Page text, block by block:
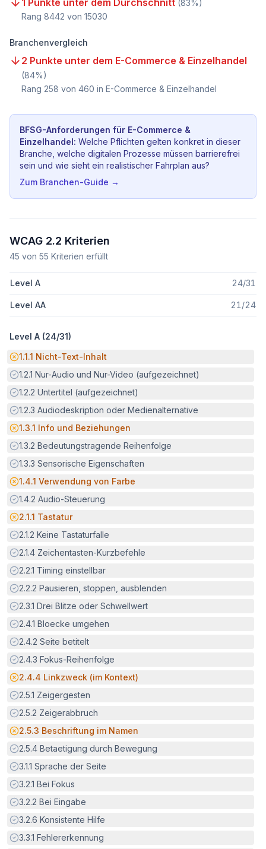
1 Punkte unter dem Durchschnitt (83%)
Rang 8442 von 15030
Branchenvergleich
2 Punkte unter dem E-Commerce & Einzelhandel
(84%)
Rang 258 von 460 in E-Commerce & Einzelhandel
BFSG-Anforderungen für E-Commerce &
Einzelhandel: Welche Pflichten gelten konkret in dieser
Branche, welche digitalen Prozesse müssen barrierefrei
sein und wie sieht ein realistischer Fahrplan aus?
Zum Branchen-Guide →
WCAG 2.2 Kriterien
45 von 55 Kriterien erfüllt
Level A 24/31
Level AA 21 /24
Level A (24/31)
Potenzielle Barriere:
1.1.1 Nicht-Text-Inhalt
Erfüllt:
1.2.1 Nur-Audio und Nur-Video (aufgezeichnet)
Erfüllt:
1.2.2 Untertitel (aufgezeichnet)
Erfüllt:
1.2.3 Audiodeskription oder Medienalternative
Potenzielle Barriere:
1.3.1 Info und Beziehungen
Erfüllt:
1.3.2 Bedeutungstragende Reihenfolge
Erfüllt:
1.3.3 Sensorische Eigenschaften
Potenzielle Barriere:
1.4.1 Verwendung von Farbe
Erfüllt:
1.4.2 Audio-Steuerung
Potenzielle Barriere:
2.1.1 Tastatur
Erfüllt:
2.1.2 Keine Tastaturfalle
Erfüllt:
2.1.4 Zeichentasten-Kurzbefehle
Erfüllt:
2.2.1 Timing einstellbar
Erfüllt:
2.2.2 Pausieren, stoppen, ausblenden
Erfüllt:
2.3.1 Drei Blitze oder Schwellwert
Erfüllt:
2.4.1 Bloecke umgehen
Erfüllt:
2.4.2 Seite betitelt
Erfüllt:
2.4.3 Fokus-Reihenfolge
Potenzielle Barriere:
2.4.4 Linkzweck (im Kontext)
Erfüllt:
2.5.1 Zeigergesten
Erfüllt:
2.5.2 Zeigerabbruch
Potenzielle Barriere:
2.5.3 Beschriftung im Namen
Erfüllt:
2.5.4 Betaetigung durch Bewegung
Erfüllt:
3.1.1 Sprache der Seite
Erfüllt:
3.2.1 Bei Fokus
Erfüllt:
3.2.2 Bei Eingabe
Erfüllt:
3.2.6 Konsistente Hilfe
Erfüllt:
3.3.1 Fehlererkennung